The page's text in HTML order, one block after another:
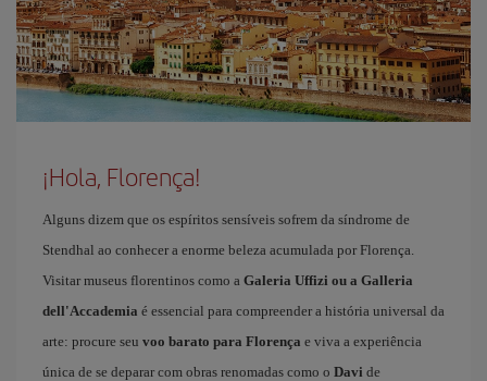
¡Hola, Florença!
Alguns dizem que os espíritos sensíveis sofrem da síndrome de
Stendhal ao conhecer a enorme beleza acumulada por Florença.
Visitar museus florentinos como a Galeria Uffizi ou a Galleria
dell'Accademia é essencial para compreender a história universal da
arte: procure seu voo barato para Florença e viva a experiência
única de se deparar com obras renomadas como o Davi de